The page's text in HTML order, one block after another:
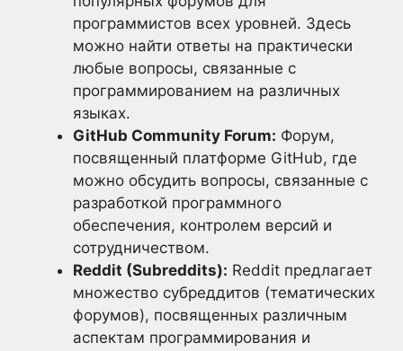
программистов всех уровней. Здесь
можно найти ответы на практически
любые вопросы, связанные с
программированием на различных
языках.
GitHub Community Forum: Форум,
посвященный платформе GitHub, где
можно обсудить вопросы, связанные с
разработкой программного
обеспечения, контролем версий и
сотрудничеством.
Reddit (Subreddits): Reddit предлагает
множество субреддитов (тематических
форумов), посвященных различным
аспектам программирования и